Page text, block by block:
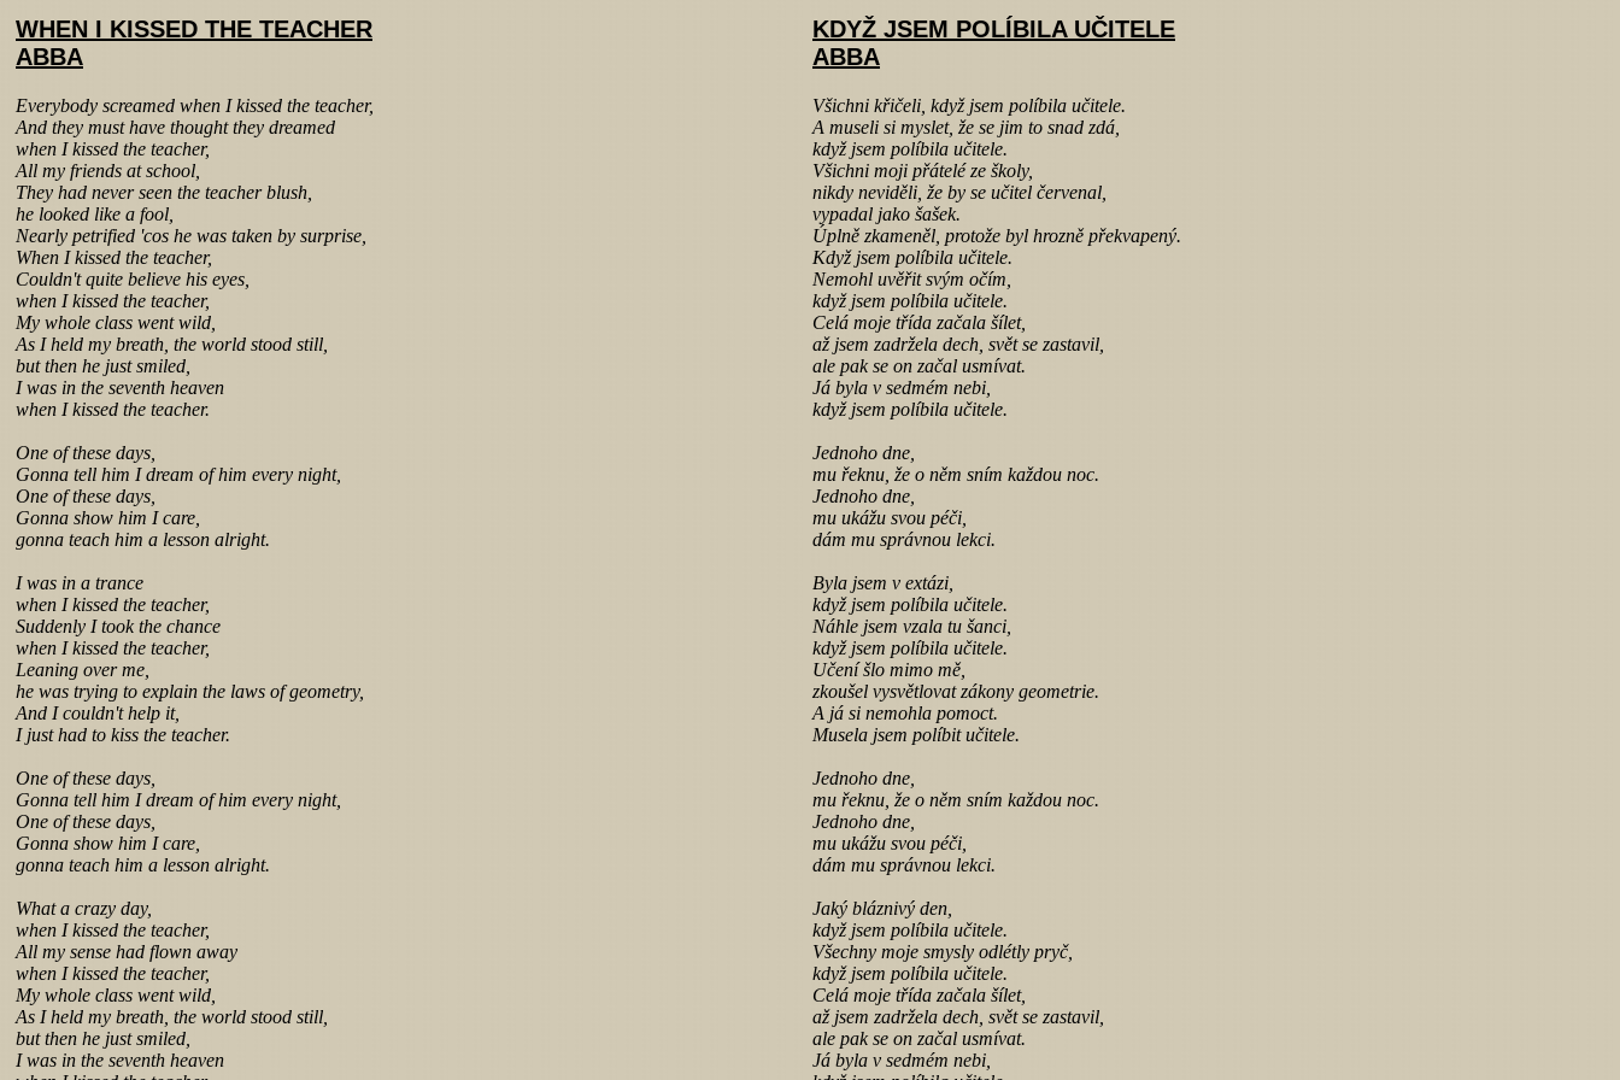
WHEN I KISSED THE TEACHER
ABBA
Everybody screamed when I kissed the teacher,
And they must have thought they dreamed
when I kissed the teacher,
All my friends at school,
They had never seen the teacher blush,
he looked like a fool,
Nearly petrified 'cos he was taken by surprise,
When I kissed the teacher,
Couldn't quite believe his eyes,
when I kissed the teacher,
My whole class went wild,
As I held my breath, the world stood still,
but then he just smiled,
I was in the seventh heaven
when I kissed the teacher.
One of these days,
Gonna tell him I dream of him every night,
One of these days,
Gonna show him I care,
gonna teach him a lesson alright.
I was in a trance
when I kissed the teacher,
Suddenly I took the chance
when I kissed the teacher,
Leaning over me,
he was trying to explain the laws of geometry,
And I couldn't help it,
I just had to kiss the teacher.
One of these days,
Gonna tell him I dream of him every night,
One of these days,
Gonna show him I care,
gonna teach him a lesson alright.
What a crazy day,
when I kissed the teacher,
All my sense had flown away
when I kissed the teacher,
My whole class went wild,
As I held my breath, the world stood still,
but then he just smiled,
I was in the seventh heaven
KDYŽ JSEM POLÍBILA UČITELE
ABBA
Všichni křičeli, když jsem políbila učitele.
A museli si myslet, že se jim to snad zdá,
když jsem políbila učitele.
Všichni moji přátelé ze školy,
nikdy neviděli, že by se učitel červenal,
vypadal jako šašek.
Úplně zkameněl, protože byl hrozně překvapený.
Když jsem políbila učitele.
Nemohl uvěřit svým očím,
když jsem políbila učitele.
Celá moje třída začala šílet,
až jsem zadržela dech, svět se zastavil,
ale pak se on začal usmívat.
Já byla v sedmém nebi,
když jsem políbila učitele.
Jednoho dne,
mu řeknu, že o něm sním každou noc.
Jednoho dne,
mu ukážu svou péči,
dám mu správnou lekci.
Byla jsem v extázi,
když jsem políbila učitele.
Náhle jsem vzala tu šanci,
když jsem políbila učitele.
Učení šlo mimo mě,
zkoušel vysvětlovat zákony geometrie.
A já si nemohla pomoct.
Musela jsem políbit učitele.
Jednoho dne,
mu řeknu, že o něm sním každou noc.
Jednoho dne,
mu ukážu svou péči,
dám mu správnou lekci.
Jaký bláznivý den,
když jsem políbila učitele.
Všechny moje smysly odlétly pryč,
když jsem políbila učitele.
Celá moje třída začala šílet,
až jsem zadržela dech, svět se zastavil,
ale pak se on začal usmívat.
Já byla v sedmém nebi,